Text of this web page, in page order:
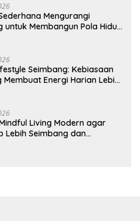
Mengurangi
untuk Membangun Pola Hidup
Seimbang: Kebiasaan
Membuat Energi Harian Lebih
Living Modern agar
Lebih Seimbang dan